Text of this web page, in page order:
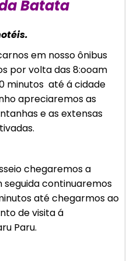
em hotel 4
de 8 dias em
+ hotel 4
Batata
em nosso ônibus
por volta das 8:ooam
minutos até á cidade
apreciaremos as
e as extensas
chegaremos a
seguida continuaremos
até chegarmos ao
de visita á
Paru.